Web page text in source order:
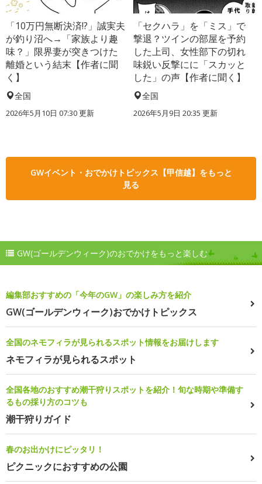
「10万円無断決済!?」誠実夫
が釣り沼へ→「家族より趣
味？」限界妻が突きつけた
離婚という結末【作者に聞
く】
全国
2026年5月10日 07:30 更新
「セクハラ」を「ミス」で
撃退？ツインの部屋を予約
した上司、女性部下の切れ
味鋭い反撃にに「スカッと
した」の声【作者に聞く】
全国
2026年5月9日 20:35 更新
GWイベント・おでかけトピックス【甲信越】をもっと
見る
GW(ゴールデンウィーク)のおでかけをもっと楽しむ
編集部おすすめの「今年のGW」の楽しみ方を紹介
GW(ゴールデンウィーク)おでかけトピックス
全国のネモフィラが見られるスポット情報をお届けします
ネモフィラが見られるスポット
全国各地のおすすめ潮干狩りスポットを紹介！旬な時期や準備す
るもの採り方のコツも
潮干狩りガイド
春のお出かけにピッタリ！
ピクニックにおすすめの公園